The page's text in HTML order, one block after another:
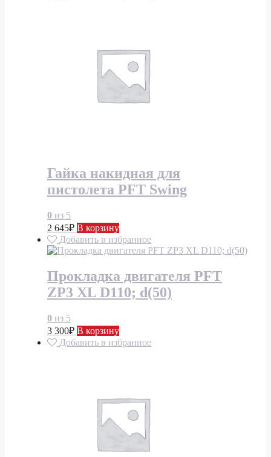
Гайка накидная для
пистолета PFT Swing
0 из 5
2 645₽ В корзину
Добавить в избранное
Прокладка двигателя PFT
ZP3 XL D110; d(50)
0 из 5
3 300₽ В корзину
Добавить в избранное